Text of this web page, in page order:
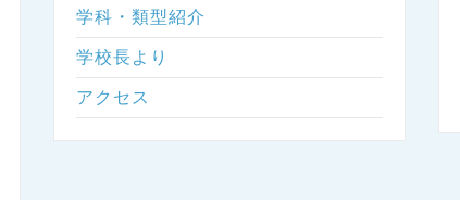
学科・類型紹介
学校長より
アクセス